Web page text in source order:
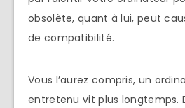
obsolète, quant à lui, peut
de compatibilité.
Vous l’aurez compris, un
entretenu vit plus longtemps.